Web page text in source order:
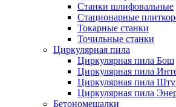
Станки шлифовальные
Стационарные
Токарные станки
Точильные станки
Циркулярная пила
Циркулярная пила Бош
Циркулярная пила
Циркулярная пила
Циркулярная пила
Бетономешалки